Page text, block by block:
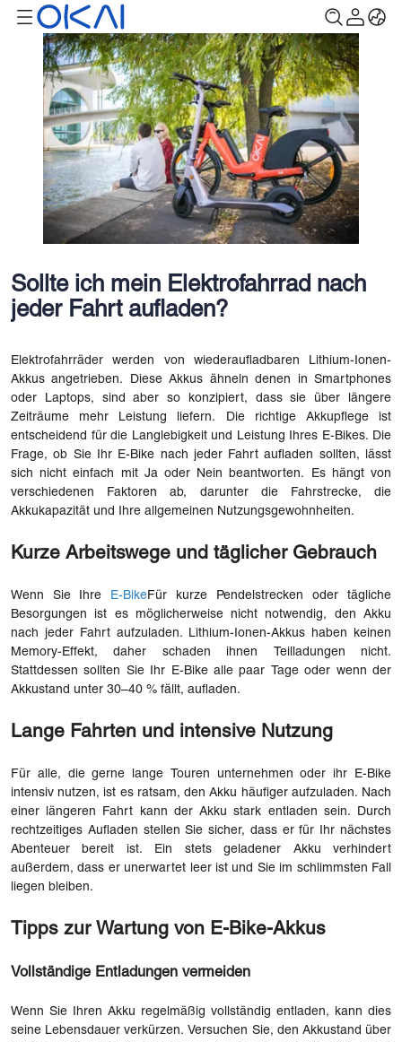
Sollte ich mein Elektrofahrrad nach
jeder Fahrt aufladen?
Elektrofahrräder werden von wiederaufladbaren Lithium-Ionen-
Akkus angetrieben. Diese Akkus ähneln denen in Smartphones
oder Laptops, sind aber so konzipiert, dass sie über längere
Zeiträume mehr Leistung liefern. Die richtige Akkupflege ist
entscheidend für die Langlebigkeit und Leistung Ihres E-Bikes. Die
Frage, ob Sie Ihr E-Bike nach jeder Fahrt aufladen sollten, lässt
sich nicht einfach mit Ja oder Nein beantworten. Es hängt von
verschiedenen Faktoren ab, darunter die Fahrstrecke, die
Akkukapazität und Ihre allgemeinen Nutzungsgewohnheiten.
Kurze Arbeitswege und täglicher Gebrauch
Wenn Sie Ihre E-BikeFür kurze Pendelstrecken oder tägliche
Besorgungen ist es möglicherweise nicht notwendig, den Akku
nach jeder Fahrt aufzuladen. Lithium-Ionen-Akkus haben keinen
Memory-Effekt, daher schaden ihnen Teilladungen nicht.
Stattdessen sollten Sie Ihr E-Bike alle paar Tage oder wenn der
Akkustand unter 30–40 % fällt, aufladen.
Lange Fahrten und intensive Nutzung
Für alle, die gerne lange Touren unternehmen oder ihr E-Bike
intensiv nutzen, ist es ratsam, den Akku häufiger aufzuladen. Nach
einer längeren Fahrt kann der Akku stark entladen sein. Durch
rechtzeitiges Aufladen stellen Sie sicher, dass er für Ihr nächstes
Abenteuer bereit ist. Ein stets geladener Akku verhindert
außerdem, dass er unerwartet leer ist und Sie im schlimmsten Fall
liegen bleiben.
Tipps zur Wartung von E-Bike-Akkus
Vollständige Entladungen vermeiden
Wenn Sie Ihren Akku regelmäßig vollständig entladen, kann dies
seine Lebensdauer verkürzen. Versuchen Sie, den Akkustand über